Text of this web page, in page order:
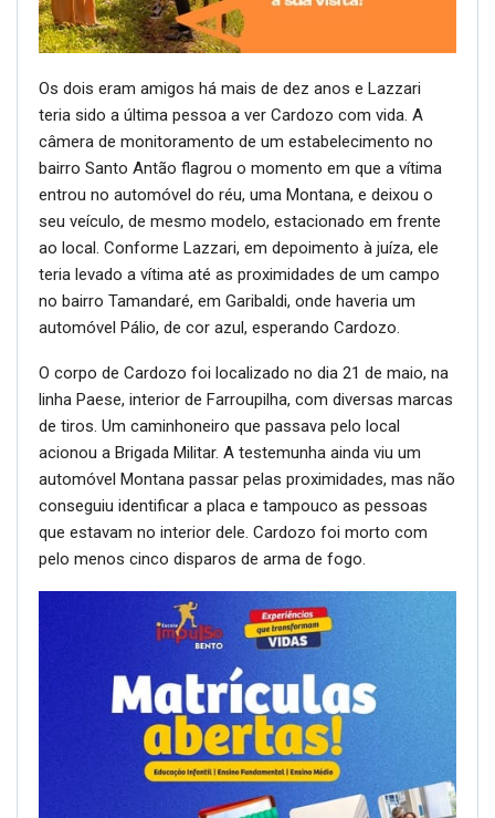
Os dois eram amigos há mais de dez anos e Lazzari
teria sido a última pessoa a ver Cardozo com vida. A
câmera de monitoramento de um estabelecimento no
bairro Santo Antão flagrou o momento em que a vítima
entrou no automóvel do réu, uma Montana, e deixou o
seu veículo, de mesmo modelo, estacionado em frente
ao local. Conforme Lazzari, em depoimento à juíza, ele
teria levado a vítima até as proximidades de um campo
no bairro Tamandaré, em Garibaldi, onde haveria um
automóvel Pálio, de cor azul, esperando Cardozo.
O corpo de Cardozo foi localizado no dia 21 de maio, na
linha Paese, interior de Farroupilha, com diversas marcas
de tiros. Um caminhoneiro que passava pelo local
acionou a Brigada Militar. A testemunha ainda viu um
automóvel Montana passar pelas proximidades, mas não
conseguiu identificar a placa e tampouco as pessoas
que estavam no interior dele. Cardozo foi morto com
pelo menos cinco disparos de arma de fogo.